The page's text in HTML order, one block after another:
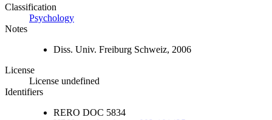
Classification
Psychology
Notes
Diss. Univ. Freiburg Schweiz, 2006
License
License undefined
Identifiers
RERO DOC 5834